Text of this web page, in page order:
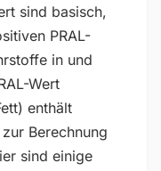
sind basisch,
PRAL-
in und
Wert
enthält
Berechnung
sind einige